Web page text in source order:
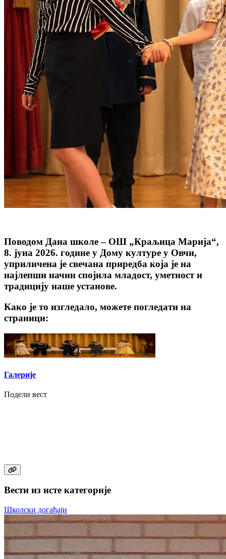
Поводом Дана школе – ОШ „Краљица Марија“,
8. јуна 2026. године у Дому културе у Овчи,
уприличена је свечана приредба која је на
најлепши начин спојила младост, уметност и
традицију наше установе.
Како је то изгледало, можете погледати на
страници:
Галерије
Подели вест
Вести из исте категорије
Школски догађаји